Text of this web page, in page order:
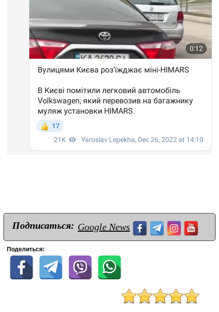
Подписаться: Google News
Поделиться: